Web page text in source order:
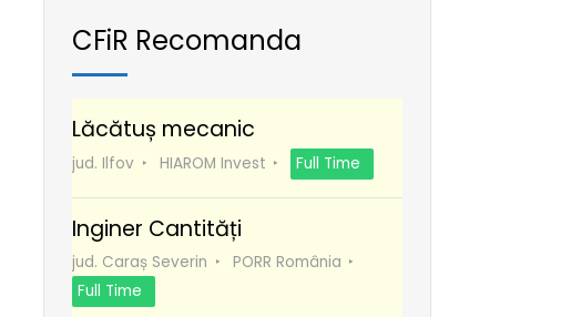
CFiR Recomanda
Lăcătuș mecanic
jud. Ilfov HIAROM Invest Full Time
Inginer Cantități
jud. Caraș Severin
PORR România
Full Time